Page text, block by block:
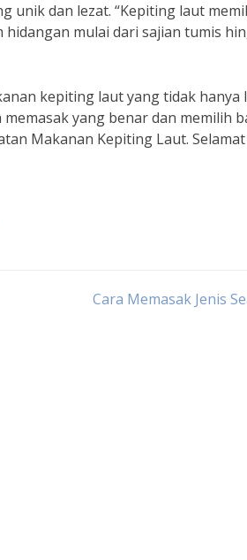
unik dan lezat. “Kepiting laut
mulai dari sajian tumis
kepiting laut yang tidak
yang benar dan memilih
Makanan Kepiting Laut.
Cara Memasak Jenis